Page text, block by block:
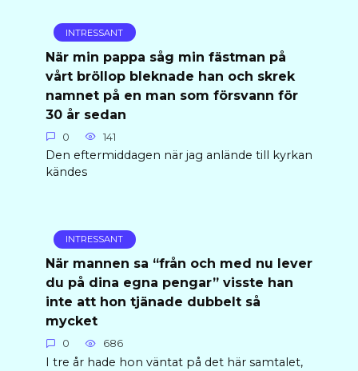
INTRESSANT
När min pappa såg min fästman på
vårt bröllop bleknade han och skrek
namnet på en man som försvann för
30 år sedan
0 141
Den eftermiddagen när jag anlände till kyrkan
kändes
INTRESSANT
När mannen sa “från och med nu lever
du på dina egna pengar” visste han
inte att hon tjänade dubbelt så
mycket
0 686
I tre år hade hon väntat på det här samtalet,